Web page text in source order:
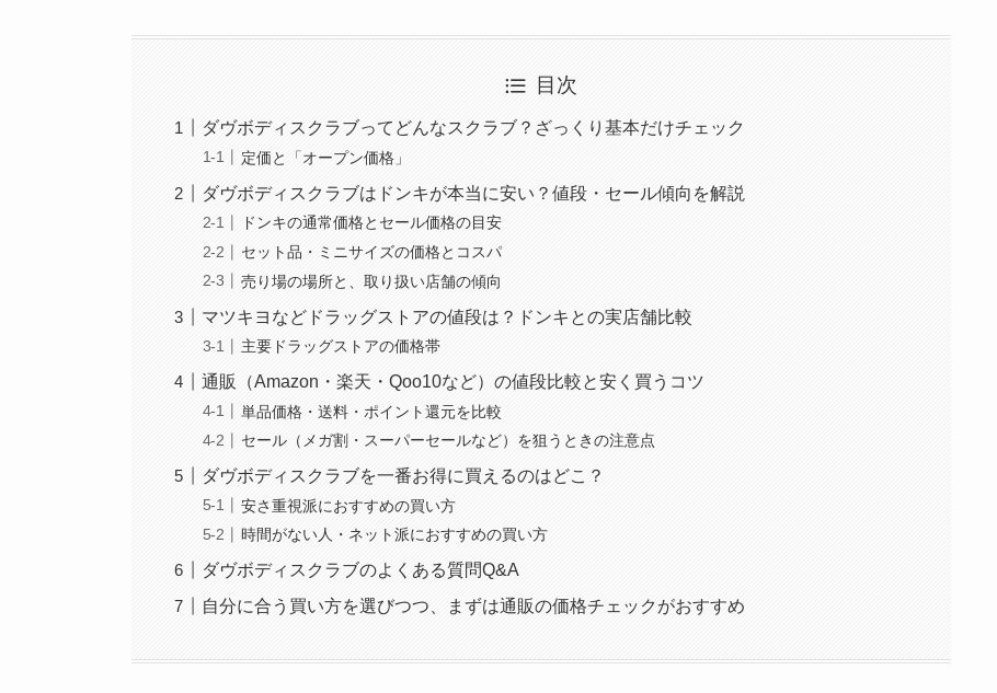
目次
ダヴボディスクラブってどんなスクラブ？ざっくり基本だけチェック
定価と「オープン価格」
ダヴボディスクラブはドンキが本当に安い？値段・セール傾向を解説
ドンキの通常価格とセール価格の目安
セット品・ミニサイズの価格とコスパ
売り場の場所と、取り扱い店舗の傾向
マツキヨなどドラッグストアの値段は？ドンキとの実店舗比較
主要ドラッグストアの価格帯
通販（Amazon・楽天・Qoo10など）の値段比較と安く買うコツ
単品価格・送料・ポイント還元を比較
セール（メガ割・スーパーセールなど）を狙うときの注意点
ダヴボディスクラブを一番お得に買えるのはどこ？
安さ重視派におすすめの買い方
時間がない人・ネット派におすすめの買い方
ダヴボディスクラブのよくある質問Q&A
自分に合う買い方を選びつつ、まずは通販の価格チェックがおすすめ